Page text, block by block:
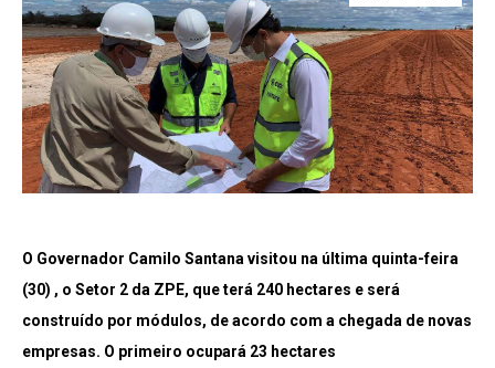
O Governador Camilo Santana visitou na última quinta-feira
(30) , o Setor 2 da ZPE, que terá 240 hectares e será
construído por módulos, de acordo com a chegada de novas
empresas. O primeiro ocupará 23 hectares